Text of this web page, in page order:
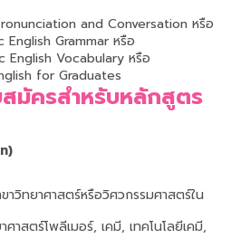
and Conversation หรือ
Grammar หรือ
Vocabulary หรือ
for Graduates
มัครสำหรับหลักสูตร
)
วิทยาศาสตร์หรือวิศวกรรมศาสตร์ใน
ศาสตร์โพลีเมอร์, เคมี, เทคโนโลยีเคมี,